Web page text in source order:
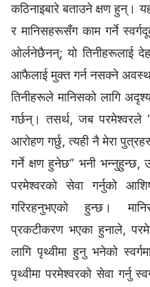
कठिनाइबारे बताउने क्षण हुन्।
र मानिसहरूसँग काम गर्ने
ओर्लनेछैनन्; यो तिनीहरूलाई
आफैलाई मुक्त गर्न नसक्ने
तिनीहरूले मानिसको लागि
गर्छन्। तसर्थ, जब परमेश्‍वरले
आरोहण गर्छु, त्यही नै मेरा
गर्ने क्षण हुनेछ” भनी भन्नुहुन्छ,
परमेश्‍वरको सेवा गर्नुको
गरिरहनुभएको हुन्छ।
प्रकटीकरण भएका हुनाले,
लागि पृथ्वीमा हुनु भनेको
पृथ्वीमा परमेश्‍वरको सेवा गर्नु